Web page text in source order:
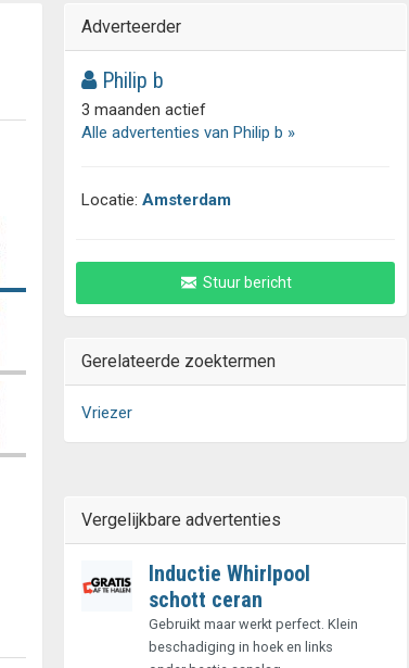
Adverteerder
Philip b
3 maanden actief
Alle advertenties van Philip b »
Locatie: Amsterdam
Stuur bericht
Gerelateerde zoektermen
Vriezer
Vergelijkbare advertenties
Inductie Whirlpool
schott ceran
Gebruikt maar werkt perfect. Klein
beschadiging in hoek en links